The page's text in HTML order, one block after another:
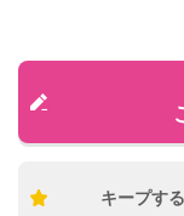
キープする